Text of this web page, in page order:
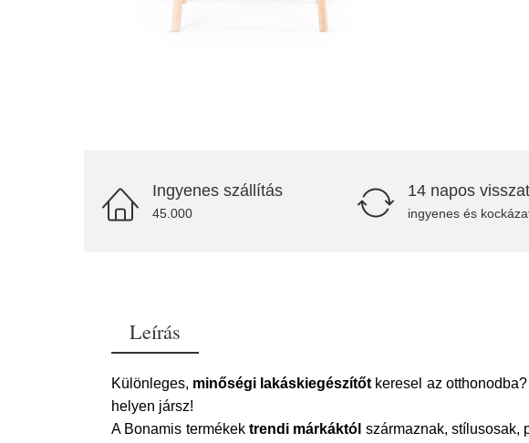
Ingyenes szállítás
45.000
14 napos
ingyenes és
Leírás
Különleges, minőségi lakáskiegészítőt keresel az
helyen jársz!
A Bonamis termékektrendi márkáktól származnak, stílusosak,